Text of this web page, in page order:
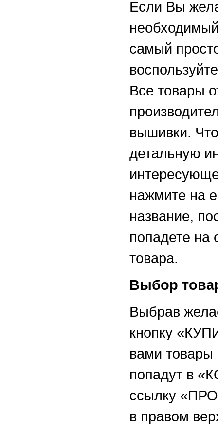
Если Вы
самый
Все товары
вышивки.
детальную
нажмите на
название,
попадете на
товара.
Выбор
Выбрав
кнопку
вами товары
попадут в
ссылку
в правом